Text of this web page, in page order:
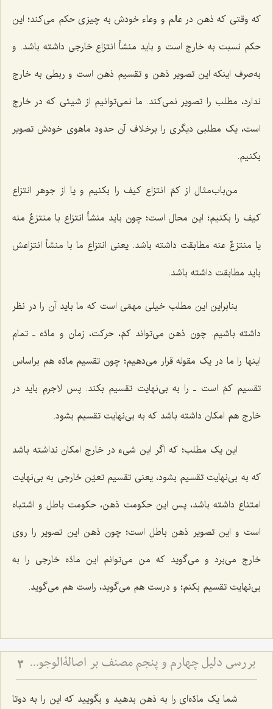
که وقتی که ذهن در عالم و وعاء خودش به چیزی حکم می‌کند؛ این
حکم نسبت به خارج است و باید منشأ انتزاع خارجی داشته باشد. و
به‌صرف اینکه این تصویر ذهن و تقسیم ذهن است و ربطی به خارج
ندارد، مطلب را تصویر نمی‌کند. ما نمی‌توانیم از شیئی که در خارج
است، یک مطلبی دیگری را برخلاف آن حدود ماهوی خودش تصویر
بکنیم.
من‌باب‌مثال از کمّ انتزاع کیف را بکنیم و یا از جوهر انتزاع
کیف را بکنیم؛ این محال است؛ چون باید منشأ انتزاع با منتزعٌ منه
یا منتزعٌ عنه مطابقت داشته باشد. یعنی انتزاع ما با منشأ انتزاعش
باید مطابقت داشته باشد.
بنابراین این مطلب خیلی مهمّی است که ما باید آن را در نظر
داشته باشیم. چون ذهن می‌تواند کمّ، حرکت، زمان و مادّه ـ تمام
اینها را ما در یک مقوله قرار می‌دهیم؛ چون تقسیم مادّه هم براساس
تقسیم کمّ است ـ را به بی‌نهایت تقسیم بکند. پس لاجرم باید در
خارج هم امکان داشته باشد که به بی‌نهایت تقسیم بشود.
این یک مطلب؛ که اگر این شیء در خارج امکان نداشته باشد
که به بی‌نهایت تقسیم بشود، یعنی تقسیم تعیّن خارجی به بی‌نهایت
امتناع داشته باشد، پس این حکومت ذهن، حکومت باطل و اشتباه
است و این تصویر ذهن باطل است؛ چون ذهن این تصویر را روی
خارج می‌برد و می‌گوید که من می‌توانم این مادّه خارجی را به
بی‌نهایت تقسیم بکنم؛ و درست هم می‌گوید، راست هم می‌گوید.
بررسی دلیل چهارم و پنجم مصنف بر اصالةالوجود - نقد کلام حاجی سبزواری در امکان تحقق امور غیرمتناهی بین حاصرین 3
شما یک مادّه‌ای را به ذهن بدهید و بگویید که این را به دوتا